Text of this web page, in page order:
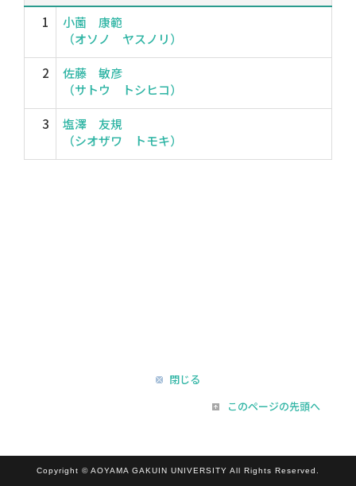
1
小薗 康範
（オソノ ヤスノリ）
2
佐藤 敏彦
（サトウ トシヒコ）
3
塩澤 友規
（シオザワ トモキ）
閉じる
このページの先頭へ
Copyright © AOYAMA GAKUIN UNIVERSITY All Rights Reserved.